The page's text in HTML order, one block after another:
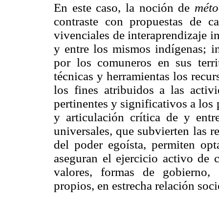
En este caso, la noción de
contraste con propuestas de
vivenciales de interaprendizaje
y entre los mismos indígenas;
por los comuneros en sus
técnicas y herramientas los
los fines atribuidos a las
pertinentes y significativos a
y articulación crítica de y
universales, que subvierten las
del poder egoísta, permiten
aseguran el ejercicio activo de
valores, formas de
propios, en estrecha relación